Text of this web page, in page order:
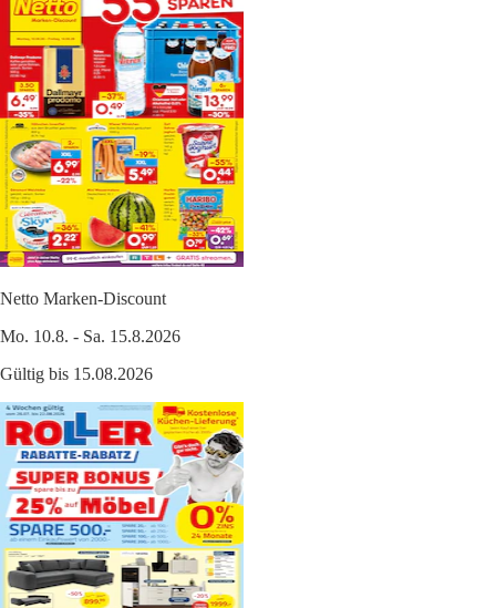
Netto Marken-Discount
Mo. 10.8. - Sa. 15.8.2026
Gültig bis 15.08.2026